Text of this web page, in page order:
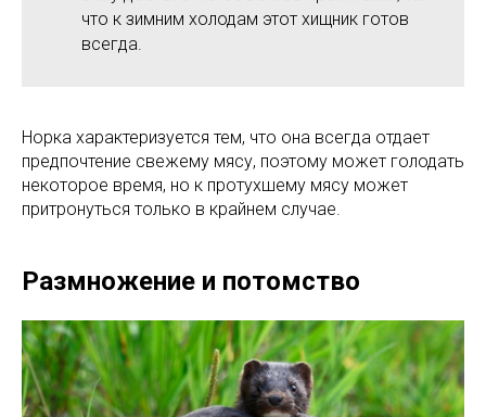
что к зимним холодам этот хищник готов
всегда.
Норка характеризуется тем, что она всегда отдает
предпочтение свежему мясу, поэтому может голодать
некоторое время, но к протухшему мясу может
притронуться только в крайнем случае.
Размножение и потомство